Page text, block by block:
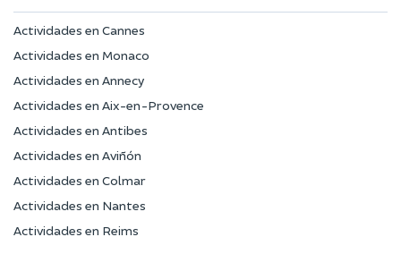
Actividades en Cannes
Actividades en Monaco
Actividades en Annecy
Actividades en Aix-en-Provence
Actividades en Antibes
Actividades en Aviñón
Actividades en Colmar
Actividades en Nantes
Actividades en Reims